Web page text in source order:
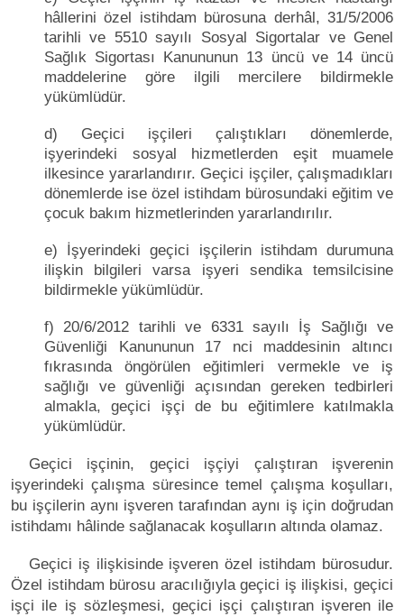
hâllerini özel istihdam bürosuna derhâl, 31/5/2006
tarihli ve 5510 sayılı Sosyal Sigortalar ve Genel
Sağlık Sigortası Kanununun 13 üncü ve 14 üncü
maddelerine göre ilgili mercilere bildirmekle
yükümlüdür.
d) Geçici işçileri çalıştıkları dönemlerde,
işyerindeki sosyal hizmetlerden eşit muamele
ilkesince yararlandırır. Geçici işçiler, çalışmadıkları
dönemlerde ise özel istihdam bürosundaki eğitim ve
çocuk bakım hizmetlerinden yararlandırılır.
e) İşyerindeki geçici işçilerin istihdam durumuna
ilişkin bilgileri varsa işyeri sendika temsilcisine
bildirmekle yükümlüdür.
f) 20/6/2012 tarihli ve 6331 sayılı İş Sağlığı ve
Güvenliği Kanununun 17 nci maddesinin altıncı
fıkrasında öngörülen eğitimleri vermekle ve iş
sağlığı ve güvenliği açısından gereken tedbirleri
almakla, geçici işçi de bu eğitimlere katılmakla
yükümlüdür.
Geçici işçinin, geçici işçiyi çalıştıran işverenin
işyerindeki çalışma süresince temel çalışma koşulları,
bu işçilerin aynı işveren tarafından aynı iş için doğrudan
istihdamı hâlinde sağlanacak koşulların altında olamaz.
Geçici iş ilişkisinde işveren özel istihdam bürosudur.
Özel istihdam bürosu aracılığıyla geçici iş ilişkisi, geçici
işçi ile iş sözleşmesi, geçici işçi çalıştıran işveren ile